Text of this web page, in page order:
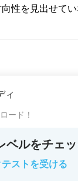
性を見出せてい
ィ
ード！
ルをチェッ
ストを受ける